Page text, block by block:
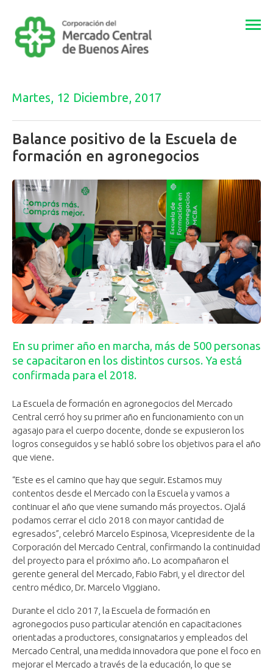
Martes, 12 Diciembre, 2017
Balance positivo de la Escuela de
formación en agronegocios
En su primer año en marcha, más de 500 personas
se capacitaron en los distintos cursos. Ya está
confirmada para el 2018.
La Escuela de formación en agronegocios del Mercado
Central cerró hoy su primer año en funcionamiento con un
agasajo para el cuerpo docente, donde se expusieron los
logros conseguidos y se habló sobre los objetivos para el año
que viene.
“Este es el camino que hay que seguir. Estamos muy
contentos desde el Mercado con la Escuela y vamos a
continuar el año que viene sumando más proyectos. Ojalá
podamos cerrar el ciclo 2018 con mayor cantidad de
egresados”, celebró Marcelo Espinosa, Vicepresidente de la
Corporación del Mercado Central, confirmando la continuidad
del proyecto para el próximo año. Lo acompañaron el
gerente general del Mercado, Fabio Fabri, y el director del
centro médico, Dr. Marcelo Viggiano.
Durante el ciclo 2017, la Escuela de formación en
agronegocios puso particular atención en capacitaciones
orientadas a productores, consignatarios y empleados del
Mercado Central, una medida innovadora que pone el foco en
mejorar el Mercado a través de la educación, lo que se